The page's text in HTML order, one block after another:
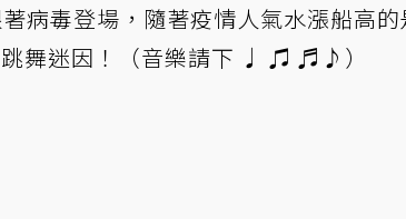
病毒登場，隨著疫情人氣水漲船高
舞迷因！（音樂請下 ♩ ♫ ♬♪）